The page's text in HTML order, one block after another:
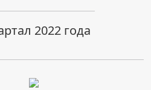
2022 года